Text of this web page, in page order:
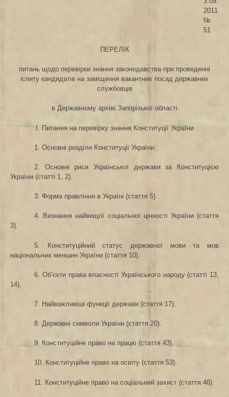
2011
№
51
ПЕРЕЛІК
питань щодо перевірки знання законодавства при проведенні
іспиту кандидатів на заміщення вакантних посад державних
службовців
в Державному архіві Запорізької області
I. Питання на перевірку знання Конституції України
1. Основні розділи Конституції України.
2. Основні риси Української держави за Конституцією
України (статті 1, 2).
3. Форма правління в Україні (стаття 5).
4. Визнання найвищої соціальної цінності України (стаття
3).
5. Конституційний статус державної мови та мов
національних меншин України (стаття 10).
6. Об’єкти права власності Українського народу (статті 13,
14).
7. Найважливіші функції держави (стаття 17).
8. Державні символи України (стаття 20).
9. Конституційне право на працю (стаття 43).
10. Конституційне право на освіту (стаття 53).
11. Конституційне право на соціальний захист (стаття 46).